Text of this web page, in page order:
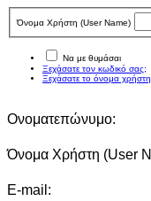
Όνομα Χρήστη (User Νame)
Να με θυμάσαι
Ξεχάσατε τον κωδικό σας;
Ξεχάσατε το όνομα
Ονοματεπώνυμο:
Όνομα Χρήστη (User
E-mail: